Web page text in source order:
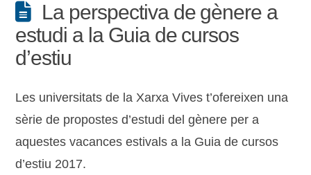
La perspectiva de gènere a
estudi a la Guia de cursos
d’estiu
Les universitats de la Xarxa Vives t’ofereixen una
sèrie de propostes d’estudi del gènere per a
aquestes vacances estivals a la Guia de cursos
d’estiu 2017.